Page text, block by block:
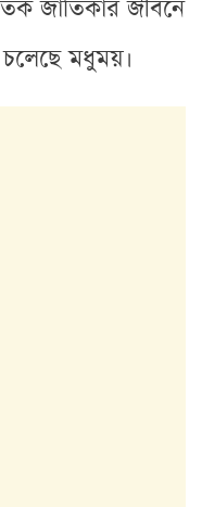
জাতিকার জীবনে
চলেছে মধুময়।